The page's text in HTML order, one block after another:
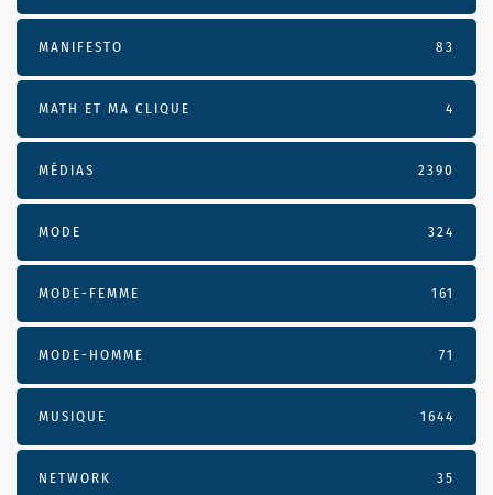
MANIFESTO 83
MATH ET MA CLIQUE 4
MÉDIAS 2390
MODE 324
MODE-FEMME 161
MODE-HOMME 71
MUSIQUE 1644
NETWORK 35